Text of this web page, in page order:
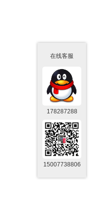
在线客服
178287288
15007738806